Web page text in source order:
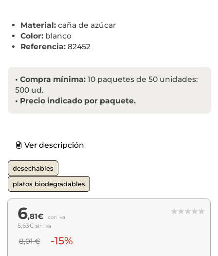
Material: caña de azúcar
Color: blanco
Referencia: 82452
• Compra mínima: 10 paquetes de 50 unidades:
500 ud.
• Precio indicado por paquete.
Ver descripción
desechables
platos biodegradables
6,81€ con iva
5,63€ sin iva
8,01 € -15%